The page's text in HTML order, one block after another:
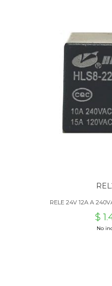
RELE 24V 12A A
$
No